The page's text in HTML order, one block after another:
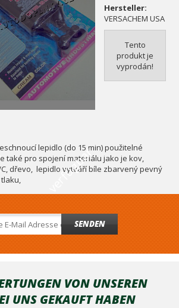
r
Hersteller:
VERSACHEM USA
Tento
produkt je
vyprodán!
lepidlo (do 15 min) použitelné
také pro spojení materiálu jako je kov,
dřevo, lepidlo vytváří bíle zbarvený pevný
SENDEN
VON UNSEREN
​​UNS GEKAUFT HABEN